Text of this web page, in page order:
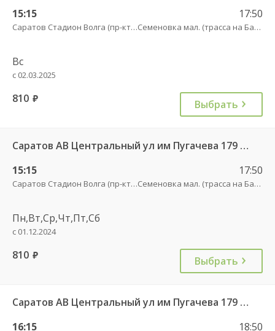
15:15
Саратов Стадион Волга (пр-кт Энтузиастов, 18 А)
17:50
Семеновка мал. (трасса на Балашов)
Вс
с 02.03.2025
810 руб. Выбрать
Саратов АВ Центральный ул им Пугачева 179 А — Балашов (Привокзальная площадь 7) 603-1
15:15
Саратов Стадион Волга (пр-кт Энтузиастов, 18 А)
17:50
Семеновка мал. (трасса на Балашов)
Пн,Вт,Ср,Чт,Пт,Сб
с 01.12.2024
810 руб. Выбрать
Саратов АВ Центральный ул им Пугачева 179 А — Романовка рп (ул Советская 116)
16:15
18:50